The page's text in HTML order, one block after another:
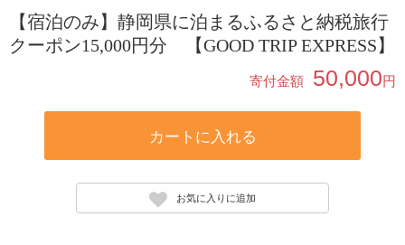
【宿泊のみ】静岡県に泊まるふるさと納税旅行
クーポン15,000円分 【GOOD TRIP EXPRESS】
寄付金額 50,000円
カートに入れる
お気に入りに追加